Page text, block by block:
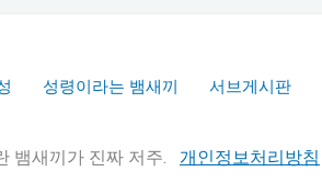
성령이라는 뱀새끼 서브게시판
뱀새끼가 진짜 저주. 개인정보처리방침